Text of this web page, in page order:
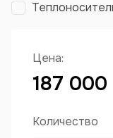
Цена:
187
Количество